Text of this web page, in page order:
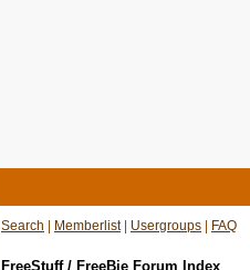
Search Memberlist| Usergroups FAQ
FreeStuff / FreeBie Forum Index